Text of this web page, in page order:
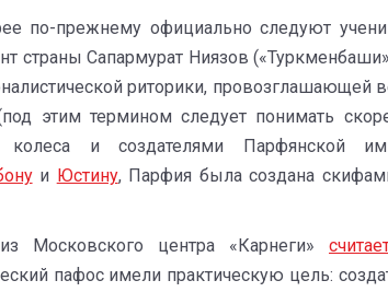
по-прежнему официально следуют
страны Сапармурат Ниязов
риторики, провозглашающей
(под этим термином следует понимать
колеса и создателями Парфянской
и Юстину, Парфия была создана
Московского центра «Карнеги»
пафос имели практическую цель: